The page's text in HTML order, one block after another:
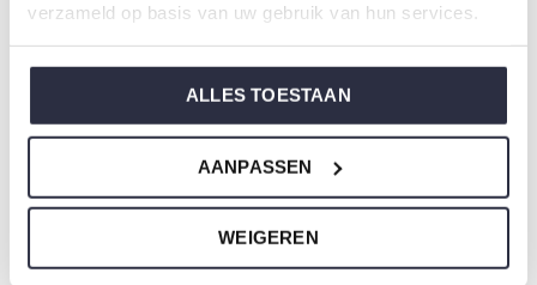
verzameld op basis van uw gebruik van hun services.
ALLES TOESTAAN
AANPASSEN
WEIGEREN
Weet je niet zo goed welke maat je moet kiezen van onze
nachtkleding?
voor de maattabel van Charlie Choe.
Om niet te vergeten